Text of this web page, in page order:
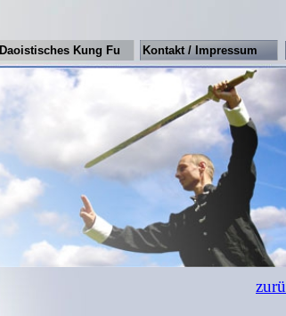
Kontakt / Impressum
Daoistisches Kung Fu